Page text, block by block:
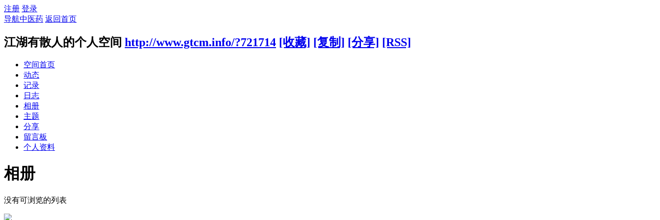
注册 登录
导航中医药 返回首页
江湖有散人的个人空间 http://www.gtcm.info/?721714 [收藏] [复制] [分享] [RSS]
空间首页
动态
记录
日志
相册
主题
分享
留言板
个人资料
相册
没有可浏览的列表